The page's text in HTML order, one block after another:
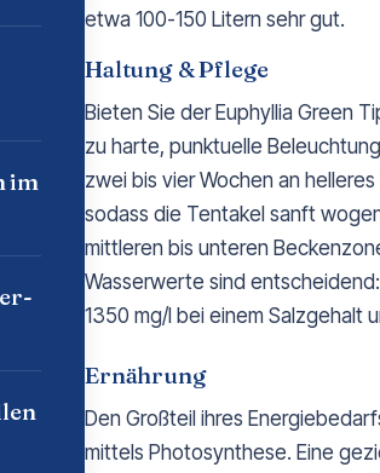
im
etwa 100-150 Litern sehr gut.
Haltung & Pflege
Bieten Sie der Euphyllia Green
zu harte, punktuelle
zwei bis vier Wochen an
sodass die Tentakel sanft
mittleren bis unteren
Wasserwerte sind
1350 mg/l bei einem Salzgehalt
Ernährung
Den Großteil ihres
mittels Photosynthese. Eine